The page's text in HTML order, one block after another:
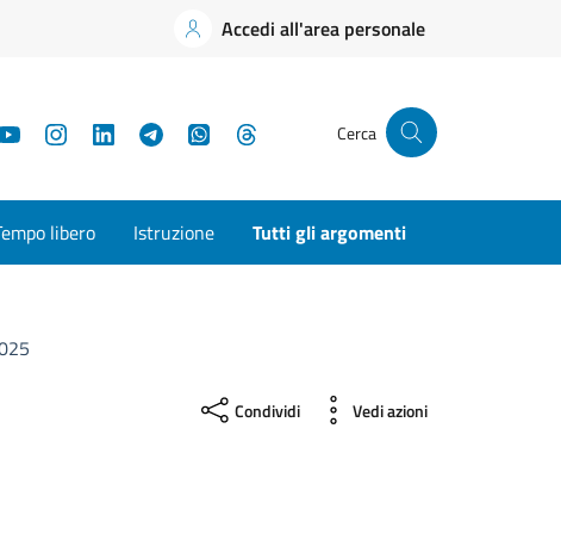
Accedi all'area personale
YouTubeInstagramLinkedInTelegramWhatsApp Cerca
libero Istruzione Tutti gli argomenti
Condividi Vedi azioni